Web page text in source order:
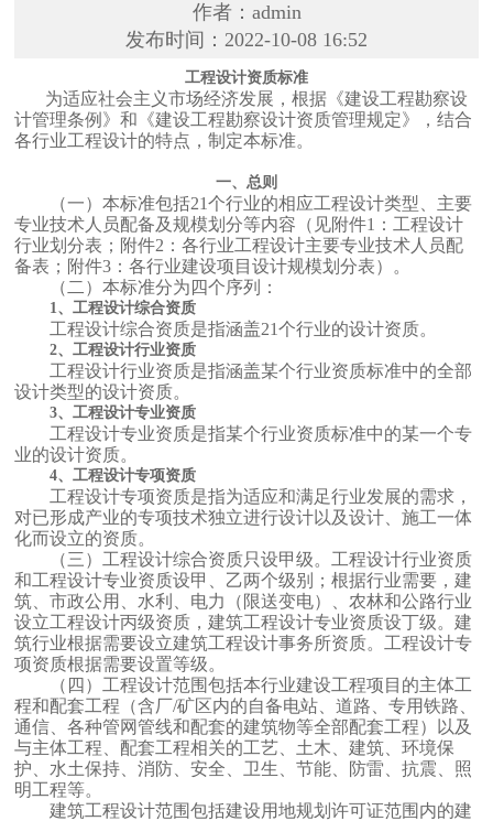
作者：admin
发布时间：2022-10-08 16:52
工程设计资质标准
为适应社会主义市场经济发展，根据《建设工程勘察设
计管理条例》和《建设工程勘察设计资质管理规定》，结合
各行业工程设计的特点，制定本标准。
一、总则
（一）本标准包括21个行业的相应工程设计类型、主要
专业技术人员配备及规模划分等内容（见附件1：工程设计
行业划分表；附件2：各行业工程设计主要专业技术人员配
备表；附件3：各行业建设项目设计规模划分表）。
（二）本标准分为四个序列：
1、工程设计综合资质
工程设计综合资质是指涵盖21个行业的设计资质。
2、工程设计行业资质
工程设计行业资质是指涵盖某个行业资质标准中的全部
设计类型的设计资质。
3、工程设计专业资质
工程设计专业资质是指某个行业资质标准中的某一个专
业的设计资质。
4、工程设计专项资质
工程设计专项资质是指为适应和满足行业发展的需求，
对已形成产业的专项技术独立进行设计以及设计、施工一体
化而设立的资质。
（三）工程设计综合资质只设甲级。工程设计行业资质
和工程设计专业资质设甲、乙两个级别；根据行业需要，建
筑、市政公用、水利、电力（限送变电）、农林和公路行业
设立工程设计丙级资质，建筑工程设计专业资质设丁级。建
筑行业根据需要设立建筑工程设计事务所资质。工程设计专
项资质根据需要设置等级。
（四）工程设计范围包括本行业建设工程项目的主体工
程和配套工程（含厂/矿区内的自备电站、道路、专用铁路、
通信、各种管网管线和配套的建筑物等全部配套工程）以及
与主体工程、配套工程相关的工艺、土木、建筑、环境保
护、水土保持、消防、安全、卫生、节能、防雷、抗震、照
明工程等。
建筑工程设计范围包括建设用地规划许可证范围内的建